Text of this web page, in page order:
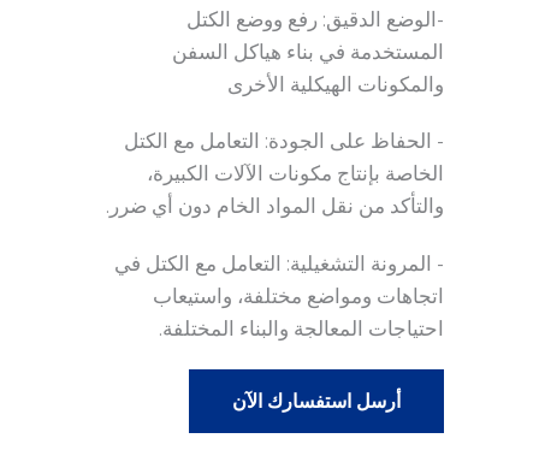
-الوضع الدقيق: رفع ووضع الكتل
المستخدمة في بناء هياكل السفن
والمكونات الهيكلية الأخرى
- الحفاظ على الجودة: التعامل مع الكتل
الخاصة بإنتاج مكونات الآلات الكبيرة،
والتأكد من نقل المواد الخام دون أي ضرر.
- المرونة التشغيلية: التعامل مع الكتل في
اتجاهات ومواضع مختلفة، واستيعاب
احتياجات المعالجة والبناء المختلفة.
أرسل استفسارك الآن